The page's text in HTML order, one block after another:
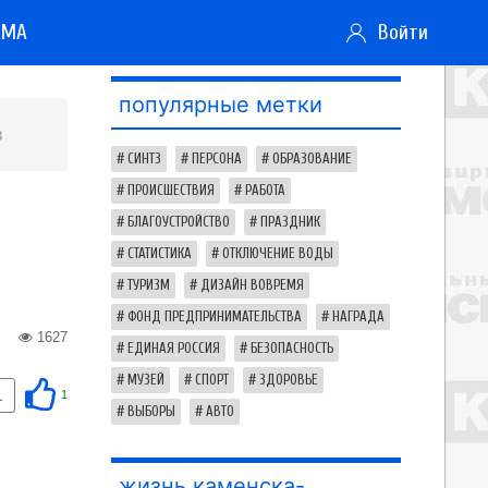
Войти
1627
1
популярные метки
СИНТЗ ПЕРСОНА ОБРАЗОВАНИЕ
ПРОИСШЕСТВИЯ РАБОТА
БЛАГОУСТРОЙСТВО ПРАЗДНИК
СТАТИСТИКА ОТКЛЮЧЕНИЕ ВОДЫ
ТУРИЗМ ДИЗАЙН ВОВРЕМЯ
ФОНД ПРЕДПРИНИМАТЕЛЬСТВА НАГРАДА
ЕДИНАЯ РОССИЯ БЕЗОПАСНОСТЬ
МУЗЕЙ СПОРТ ЗДОРОВЬЕ
ВЫБОРЫ АВТО